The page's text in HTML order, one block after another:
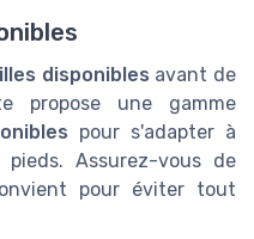
disponibles avant de
propose une gamme
pour s'adapter à
Assurez-vous de
pour éviter tout